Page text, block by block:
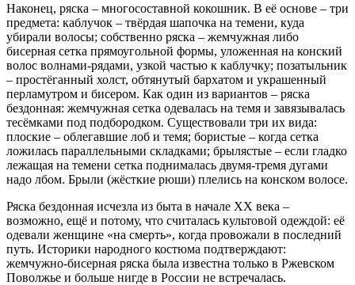
Наконец, ряска – многосоставной кокошник. В её основе – три
предмета: каблучок – твёрдая шапочка на темени, куда
убирали волосы; собственно ряска – жемчужная либо
бисерная сетка прямоугольной формы, уложенная на конский
волос волнами-рядами, узкой частью к каблучку; позатыльник
– простёганный холст, обтянутый бархатом и украшенный
перламутром и бисером. Как один из вариантов – ряска
бездонная: жемчужная сетка одевалась на темя и завязывалась
тесёмками под подбородком. Существовали три их вида:
плоские – облегавшие лоб и темя; бористые – когда сетка
ложилась параллельными складками; брылястые – если гладко
лежащая на темени сетка поднималась двумя-тремя дугами
надо лбом. Брыли (жёсткие рюши) плелись на конском волосе.
Ряска бездонная исчезла из быта в начале XX века –
возможно, ещё и потому, что считалась культовой одеждой: её
одевали женщине «на смерть», когда провожали в последний
путь. Историки народного костюма подтверждают:
жемчужно-бисерная ряска была известна только в Ржевском
Поволжье и больше нигде в России не встречалась.